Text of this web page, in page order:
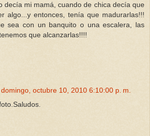
decía mi mamá, cuando de chica decía que
algo...y entonces, tenía que madurarlas!!!
sea con un banquito o una escalera, las
que alcanzarlas!!!!
domingo, octubre 10, 2010 6:10:00 p. m.